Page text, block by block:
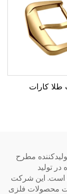
طلا کارات
مطرح
تولید
است. این شرکت
شرکت محصولات فلزی